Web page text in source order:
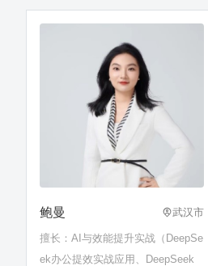
鲍曼 武汉市
擅长：AI与效能提升实战（DeepSe
ek办公提效实战应用、DeepSeek